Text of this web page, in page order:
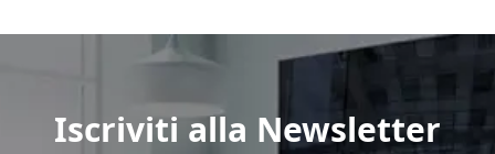
Iscriviti alla Newsletter